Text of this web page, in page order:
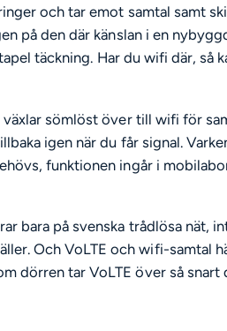
och tar emot samtal samt
på den där känslan i en
täckning. Har du wifi där, så
växlar sömlöst över till wifi för
igen när du får signal.
funktionen ingår i
bara på svenska trådlösa nät,
Och VoLTE och wifi-samtal
dörren tar VoLTE över så snart